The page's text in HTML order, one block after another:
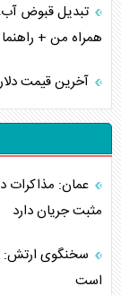
تبدیل قبوض
همراه من + راهنما
آخرین قیمت دلار، یورو و
عمان: مذاکرات
مثبت جریان دارد
سخنگوی ارتش:
است